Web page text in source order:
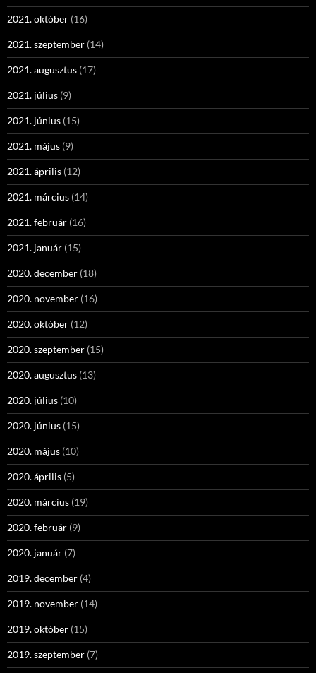
2021. október (16)
2021. szeptember (14)
2021. augusztus (17)
2021. július (9)
2021. június (15)
2021. május (9)
2021. április (12)
2021. március (14)
2021. február (16)
2021. január (15)
2020. december (18)
2020. november (16)
2020. október (12)
2020. szeptember (15)
2020. augusztus (13)
2020. július (10)
2020. június (15)
2020. május (10)
2020. április (5)
2020. március (19)
2020. február (9)
2020. január (7)
2019. december (4)
2019. november (14)
2019. október (15)
2019. szeptember (7)